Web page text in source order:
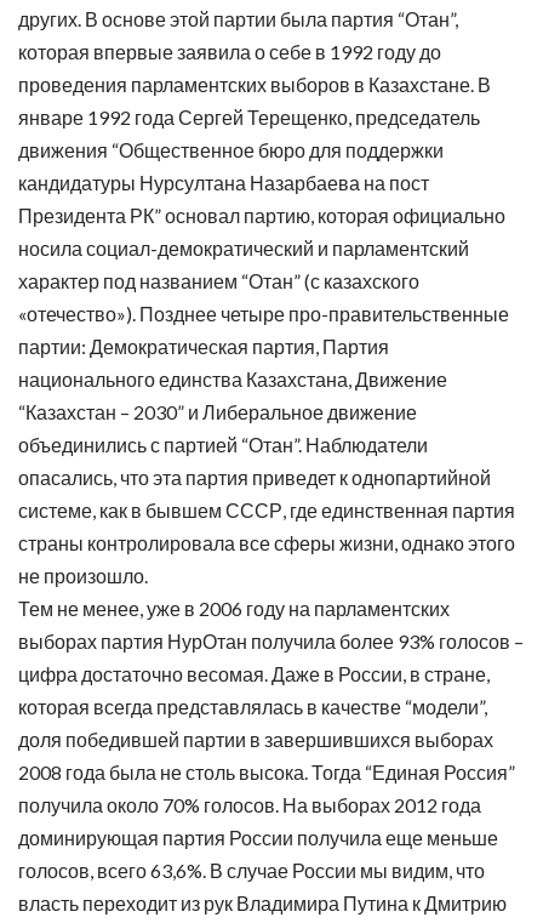
других. В основе этой партии была партия “Отан”,
которая впервые заявила о себе в 1992 году до
проведения парламентских выборов в Казахстане. В
январе 1992 года Сергей Терещенко, председатель
движения “Общественное бюро для поддержки
кандидатуры Нурсултана Назарбаева на пост
Президента РК” основал партию, которая официально
носила социал-демократический и парламентский
характер под названием “Отан” (с казахского
«отечество»). Позднее четыре про-правительственные
партии: Демократическая партия, Партия
национального единства Казахстана, Движение
“Казахстан – 2030” и Либеральное движение
объединились с партией “Отан”. Наблюдатели
опасались, что эта партия приведет к однопартийной
системе, как в бывшем СССР, где единственная партия
страны контролировала все сферы жизни, однако этого
не произошло.
Тем не менее, уже в 2006 году на парламентских
выборах партия НурОтан получила более 93% голосов –
цифра достаточно весомая. Даже в России, в стране,
которая всегда представлялась в качестве “модели”,
доля победившей партии в завершившихся выборах
2008 года была не столь высока. Тогда “Единая Россия”
получила около 70% голосов. На выборах 2012 года
доминирующая партия России получила еще меньше
голосов, всего 63,6%. В случае России мы видим, что
власть переходит из рук Владимира Путина к Дмитрию